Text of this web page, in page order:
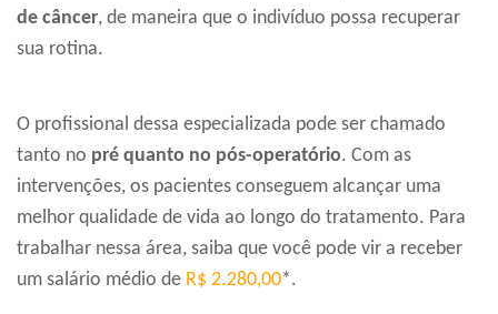
de câncer, de maneira que o indivíduo possa recuperar
sua rotina.
O profissional dessa especializada pode ser chamado
tanto no pré quanto no pós-operatório. Com as
intervenções, os pacientes conseguem alcançar uma
melhor qualidade de vida ao longo do tratamento. Para
trabalhar nessa área, saiba que você pode vir a receber
um salário médio de R$ 2.280,00*.